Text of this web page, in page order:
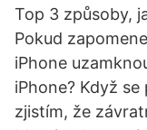
Top 3 způsoby,
Pokud
iPhone
iPhone? Když
zjistím, že